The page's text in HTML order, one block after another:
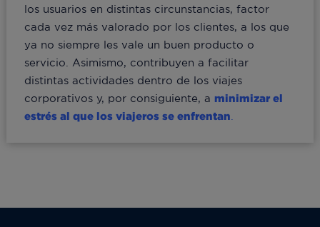
los usuarios en distintas circunstancias, factor
cada vez más valorado por los clientes, a los que
ya no siempre les vale un buen producto o
servicio. Asimismo, contribuyen a facilitar
distintas actividades dentro de los viajes
corporativos y, por consiguiente, a minimizar el
estrés al que los viajeros se enfrentan